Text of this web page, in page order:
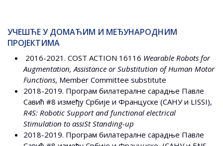
УЧЕШЋЕ У ДОМАЋИМ И МЕЂУНАРОДНИМ
ПРОЈЕКТИМА
2016-2021. COST ACTION 16116 Wearable Robots for
Augmentation, Assistance or Substitution of Human Motor
Functions, Member Committee substitute
2018-2019. Програм билатералне сарадње Павле
Савић #8 између Србије и Француске (САНУ и LISSI),
R4S: Robotic Support and functional electrical
Stimulation to assiSt Standing-up
2018-2019. Програм билатералне сарадње Павле